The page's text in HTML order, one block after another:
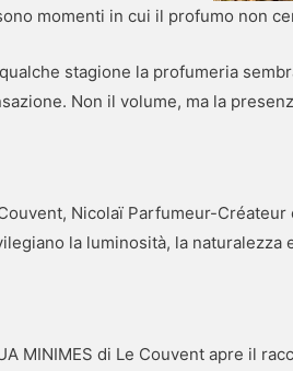
momenti in cui il profumo non
stagione la profumeria
Non il volume, ma la
Nicolaï Parfumeur-
la luminosità, la naturalezza
MINIMES di Le Couvent apre il